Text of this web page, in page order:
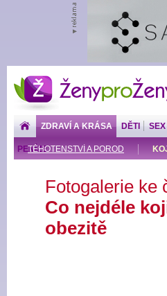
ŽenyproŽeny.cz
ZDRAVÍ A KRÁSA
TĚHOTENSTVÍ A POROD
DĚTI
PENÍZE
Fotogalerie ke
Co nejdéle
obezitě